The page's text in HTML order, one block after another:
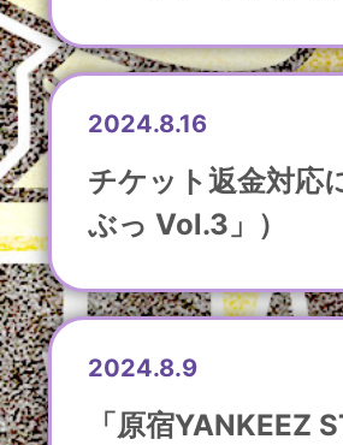
2024.8.16
チケット返金対応
ぶっ Vol.3」）
2024.8.9
「原宿YANKEEZ